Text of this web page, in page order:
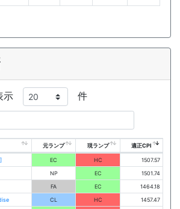
示 件
元ランプ 現ランプ 適正CPI
EC HC
1507.57
NP EC
1501.74
FA EC
1464.18
CL HC
1457.47